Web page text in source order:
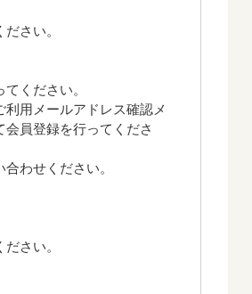
さい。
ください。
用メールアドレス確認メ
員登録を行ってくださ
わせください。
さい。